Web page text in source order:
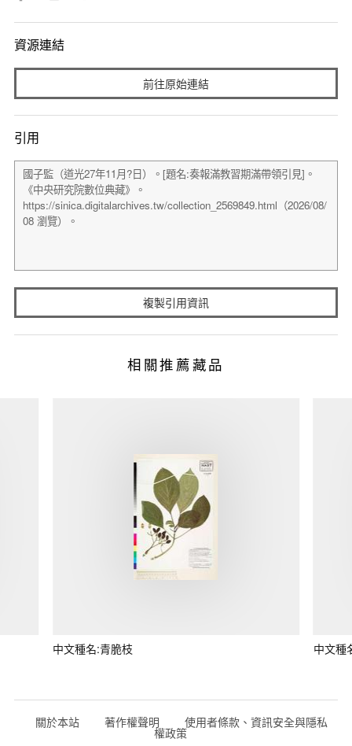
資源連結
前往原始連結
引用
複製引用資訊
相關推薦藏品
中文種名:青脆枝 中文種
關於本站 著作權聲明 使用者條款、資訊安全與隱私
權政策